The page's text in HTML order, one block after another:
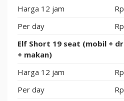
Harga 12 jam
Per day
Elf Short 19 seat (mobil +
+ makan)
Harga 12 jam
Per day